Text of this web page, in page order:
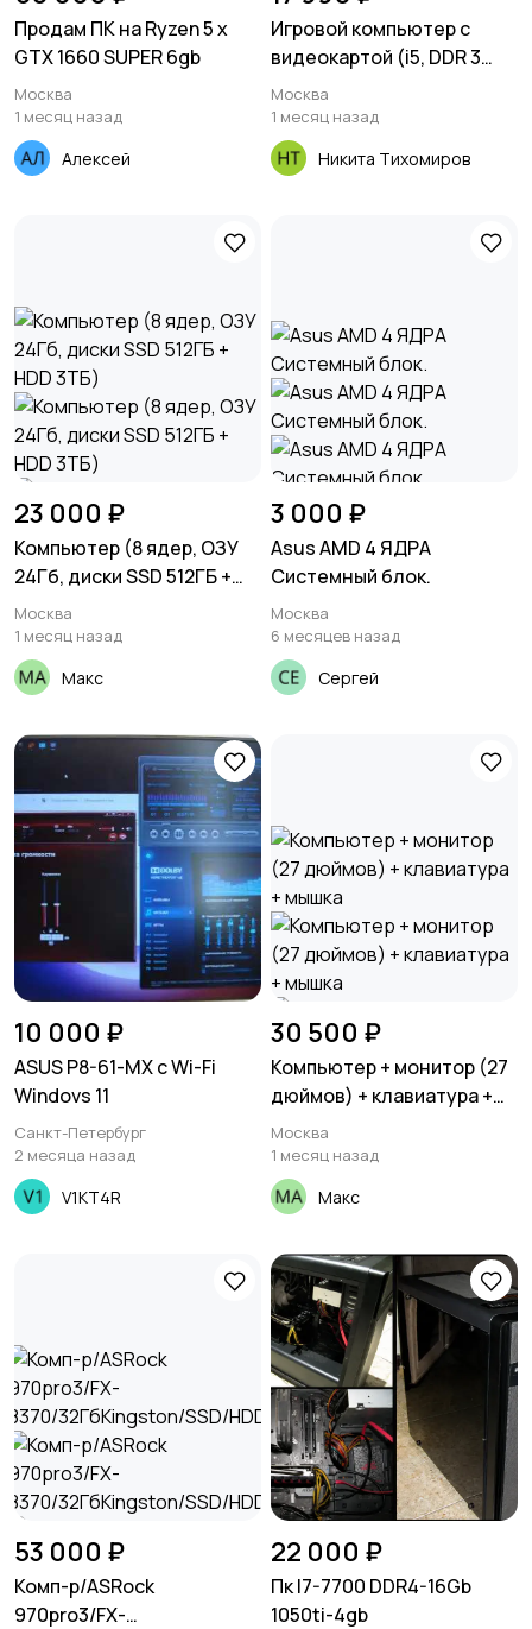
Продам ПК на Ryzen 5 x
GTX 1660 SUPER 6gb
Москва
1 месяц назад
Алексей
Игровой компьютер с
видеокартой (i5, DDR 3
8Gb, GTX 650, SSD 128 Gb,
HDD 1 Tb)
Москва
1 месяц назад
Никита Тихомиров
23 000 ₽
Компьютер (8 ядер, ОЗУ
24Гб, диски SSD 512ГБ +
HDD 3ТБ)
Москва
1 месяц назад
Макс
3 000 ₽
Asus AMD 4 ЯДРА
Системный блок.
Москва
6 месяцев назад
Сергей
10 000 ₽
ASUS P8-61-MX с Wi-Fi
Windovs 11
Санкт-Петербург
2 месяца назад
V1KT4R
30 500 ₽
Компьютер + монитор (27
дюймов) + клавиатура +
мышка
Москва
1 месяц назад
Макс
53 000 ₽
Комп-р/ASRock
970pro3/FX-
22 000 ₽
Пк I7-7700 DDR4-16Gb
1050ti-4gb